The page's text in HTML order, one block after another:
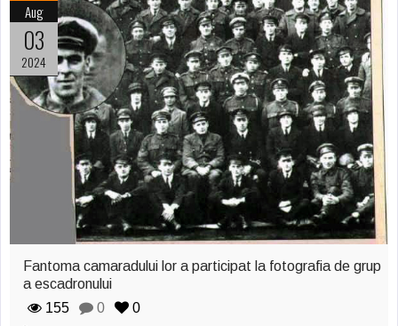
Aug
03
2024
Fantoma camaradului lor a participat la fotografia de grup
a escadronului
155
0
0